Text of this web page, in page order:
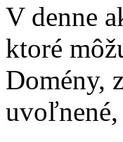
V denne
ktoré
Domény,
uvoľnené,